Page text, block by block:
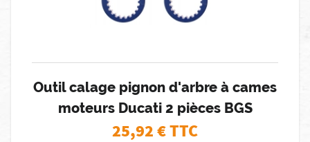
Outil calage pignon d'arbre à cames
moteurs Ducati 2 pièces BGS
25,92€ TTC